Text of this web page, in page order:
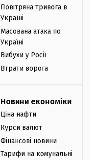
Повітряна тривога в
Україні
Масована атака по
Україні
Вибухи у Росії
Втрати ворога
Новини економіки
Ціна нафти
Курси валют
Фінансові новини
Тарифи на комунальні